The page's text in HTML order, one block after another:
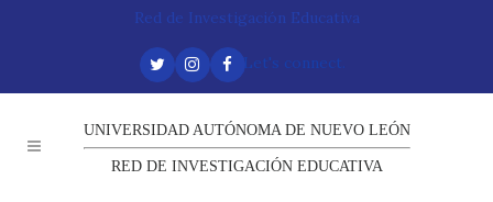
Red de Investigación Educativa
Let's connect.
UNIVERSIDAD AUTÓNOMA DE NUEVO LEÓN
RED DE INVESTIGACIÓN EDUCATIVA